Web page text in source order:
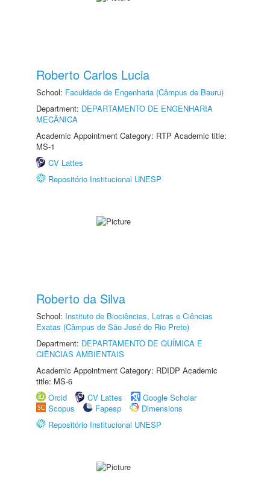
Roberto Carlos Lucia
School: Faculdade de Engenharia (Câmpus de Bauru)
Department: DEPARTAMENTO DE ENGENHARIA
MECÂNICA
Academic Appointment Category: RTP Academic title:
MS-1
CV Lattes
Repositório Institucional UNESP
Roberto da Silva
School: Instituto de Biociências, Letras e Ciências
Exatas (Câmpus de São José do Rio Preto)
Department: DEPARTAMENTO DE QUÍMICA E
CIÊNCIAS AMBIENTAIS
Academic Appointment Category: RDIDP Academic
title: MS-6
Orcid
CV Lattes
Google Scholar
Scopus
Fapesp
Dimensions
Repositório Institucional UNESP